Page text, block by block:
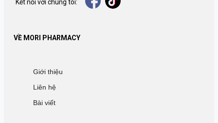
VỀ MORI PHARMACY
Giới thiệu
Liên hệ
Bài viết
Kết nối với chúng tôi: